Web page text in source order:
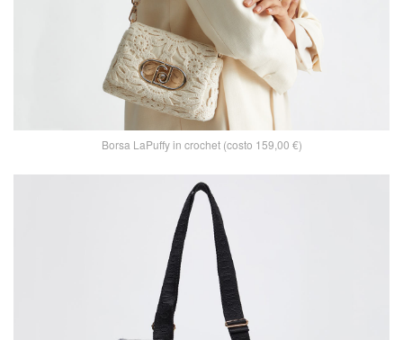
Borsa LaPuffy in crochet (costo 159,00 €)